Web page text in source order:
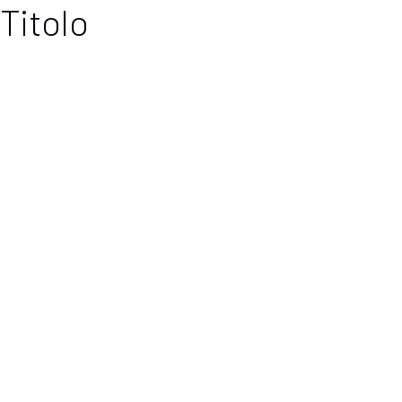
Titolo